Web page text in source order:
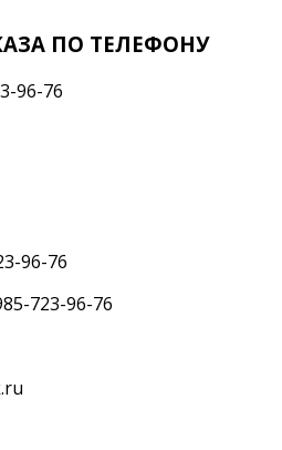
ПО ТЕЛЕФОНУ
96-76
96-76
723-96-76